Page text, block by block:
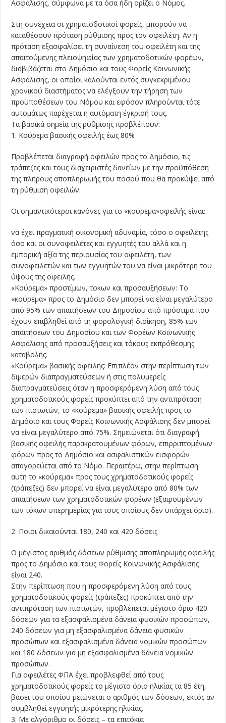
Ασφάλισης, σύμφωνα με τα όσα ήδη ορίζει ο Νόμος.
Στη συνέχεια οι χρηματοδοτικοί φορείς, μπορούν να
καταθέσουν πρόταση ρύθμισης προς τον οφειλέτη. Αν η
πρόταση εξασφαλίσει τη συναίνεση του οφειλέτη και της
απαιτούμενης πλειοψηφίας των χρηματοδοτικών φορέων,
διαβιβάζεται στο Δημόσιο και τους Φορείς Κοινωνικής
Ασφάλισης, οι οποίοι καλούνται εντός συγκεκριμένου
χρονικού διαστήματος να ελέγξουν την τήρηση των
προϋποθέσεων του Νόμου και εφόσον πληρούνται τότε
αυτομάτως παρέχεται η αυτόματη έγκρισή τους.
Τα βασικά σημεία της ρύθμισης προβλέπουν:
1. Κούρεμα βασικής οφειλής έως 80%
Προβλέπεται διαγραφή οφειλών προς το Δημόσιο, τις
τράπεζες και τους διαχειριστές δανείων με την προϋπόθεση
της πλήρους αποπληρωμής του ποσού που θα προκύψει από
τη ρύθμιση οφειλών.
Oι σημαντικότεροι κανόνες για το «κούρεμα»οφειλής είναι:
να έχει πραγματική οικονομική αδυναμία, τόσο ο οφειλέτης
όσο και οι συνοφειλέτες και εγγυητές του αλλά και η
εμπορική αξία της περιουσίας του οφειλέτη, των
συνοφειλετών και των εγγυητών του να είναι μικρότερη του
ύψους της οφειλής.
«Κούρεμα» προστίμων, τοκων και προσαυξήσεων: Το
«κούρεμα» προς το Δημόσιο δεν μπορεί να είναι μεγαλύτερο
από 95% των απαιτήσεων του Δημοσίου από πρόστιμα που
έχουν επιβληθεί από τη φορολογική διοίκηση, 85% των
απαιτήσεων του Δημοσίου και των Φορέων Κοινωνικής
Ασφάλισης από προσαυξήσεις και τόκους εκπρόθεσμης
καταβολής.
«Κούρεμα» βασικής οφειλής: Επιπλέον στην περίπτωση των
διμερών διαπραγματεύσεων ή στις πολυμερείς
διαπραγματεύσεις όταν η προσφερόμενη λύση από τους
χρηματοδοτικούς φορείς προκύπτει από την αντιπρόταση
των πιστωτών, το «κούρεμα» βασικής οφειλής προς το
Δημόσιο και τους Φορείς Κοινωνικής Ασφάλισης δεν μπορεί
να είναι μεγαλύτερο από 75%. Σημειώνεται ότι διαγραφή
βασικής οφειλής παρακρατουμένων φόρων, επιρριπτομένων
φόρων προς το Δημόσιο και ασφαλιστικών εισφορών
απαγορεύεται από το Νόμο. Περαιτέρω, στην περίπτωση
αυτή το «κούρεμα» προς τους χρηματοδοτικούς φορείς
(τράπεζες) δεν μπορεί να είναι μεγαλύτερο από 80% των
απαιτήσεων των χρηματοδοτικών φορέων (εξαιρουμένων
των τόκων υπερημερίας για τους οποίους δεν υπάρχει όριο).
2. Ποιοι δικαιούνται 180, 240 και 420 δόσεις
Ο μέγιστος αριθμός δόσεων ρύθμισης αποπληρωμής οφειλής
προς το Δημόσιο και τους Φορείς Κοινωνικής Ασφάλισης
είναι 240.
Στην περίπτωση που η προσφερόμενη λύση από τους
χρηματοδοτικούς φορείς (τράπεζες) προκύπτει από την
αντιπρόταση των πιστωτών, προβλέπεται μέγιστο όριο 420
δόσεων για τα εξασφαλισμένα δάνεια φυσικών προσώπων,
240 δόσεων για μη εξασφαλισμένα δάνεια φυσικών
προσώπων και εξασφαλισμένα δάνεια νομικών προσώπων
και 180 δόσεων για μη εξασφαλισμένα δάνεια νομικών
προσώπων.
Για οφειλέτες ΦΠΑ έχει προβλεφθεί από τους
χρηματοδοτικούς φορείς το μέγιστο όριο ηλικίας τα 85 έτη,
βάσει του οποίου μειώνεται ο αριθμός των δόσεων, εκτός αν
συμβληθεί εγγυητής μικρότερης ηλικίας.
3. Με αλγόριθμο οι δόσεις – τα επιτόκια